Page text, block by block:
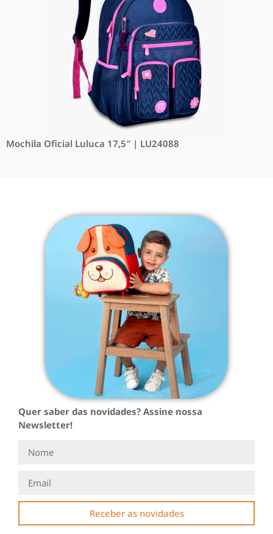
Mochila Oficial Luluca 17,5″ | LU24088
Quer saber das novidades? Assine nossa
Newsletter!
Receber as novidades